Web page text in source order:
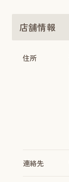
店舗情報
住所
連絡先